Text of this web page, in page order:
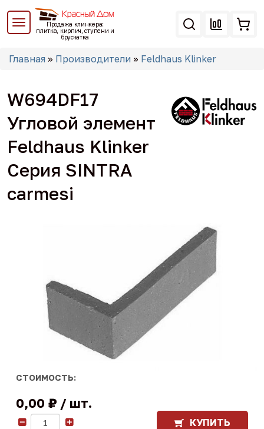
Перейти
основному
Продажа клинкера:
плитка, кирпич, ступени и
брусчатка
Вы
Главная » Производители » Feldhaus Klinker
W694DF17
Угловой элемент
Feldhaus Klinker
Серия SINTRA
carmesi
СТОИМОСТЬ:
0,00 ₽ шт.
КУПИТЬ